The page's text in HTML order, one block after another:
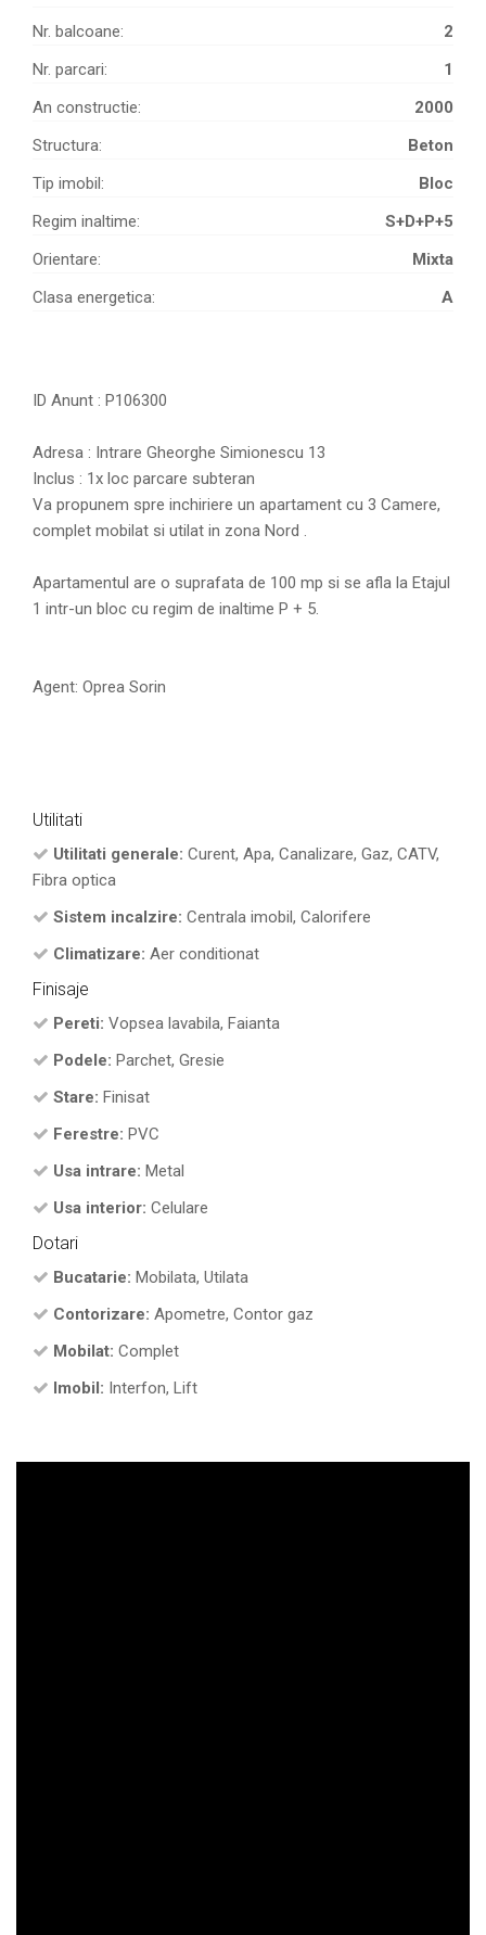
Nr. balcoane:
2
Nr. parcari:
1
An constructie:
2000
Structura:
Beton
Tip imobil:
Bloc
Regim inaltime:
S+D+P+5
Orientare:
Mixta
Clasa energetica:
A
ID Anunt : P106300
Adresa : Intrare Gheorghe Simionescu 13
Inclus : 1x loc parcare subteran
Va propunem spre inchiriere un apartament cu 3 Camere,
complet mobilat si utilat in zona Nord .
Apartamentul are o suprafata de 100 mp si se afla la Etajul
1 intr-un bloc cu regim de inaltime P + 5.
Agent: Oprea Sorin
Utilitati
Utilitati generale: Curent, Apa, Canalizare, Gaz, CATV,
Fibra optica
Sistem incalzire: Centrala imobil, Calorifere
Climatizare: Aer conditionat
Finisaje
Pereti: Vopsea lavabila, Faianta
Podele: Parchet, Gresie
Stare: Finisat
Ferestre: PVC
Usa intrare: Metal
Usa interior: Celulare
Dotari
Bucatarie: Mobilata, Utilata
Contorizare: Apometre, Contor gaz
Mobilat: Complet
Imobil: Interfon, Lift